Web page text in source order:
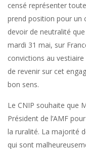
censé représenter
prend position pour un
devoir de neutralité
mardi 31 mai, sur
convictions au vestiaire
de revenir sur cet
bon sens.
Le CNIP souhaite que
Président de l’AMF
la ruralité. La majorité
qui sont